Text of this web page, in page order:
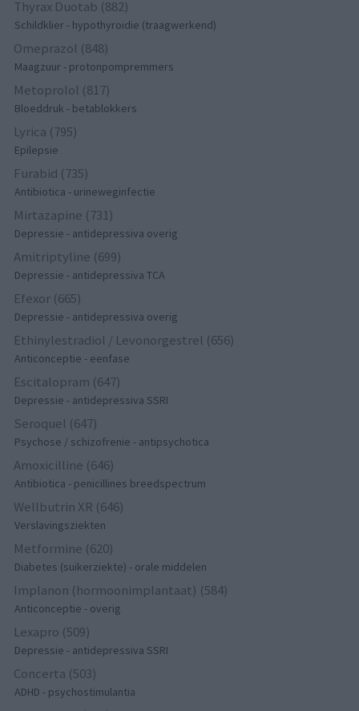
Thyrax Duotab (882)
Schildklier - hypothyroidie (traagwerkend)
Omeprazol (848)
Maagzuur - protonpompremmers
Metoprolol (817)
Bloeddruk - betablokkers
Lyrica (795)
Epilepsie
Furabid (735)
Antibiotica - urineweginfectie
Mirtazapine (731)
Depressie - antidepressiva overig
Amitriptyline (699)
Depressie - antidepressiva TCA
Efexor (665)
Depressie - antidepressiva overig
Ethinylestradiol / Levonorgestrel (656)
Anticonceptie - eenfase
Escitalopram (647)
Depressie - antidepressiva SSRI
Seroquel (647)
Psychose / schizofrenie - antipsychotica
Amoxicilline (646)
Antibiotica - penicillines breedspectrum
Wellbutrin XR (646)
Verslavingsziekten
Metformine (620)
Diabetes (suikerziekte) - orale middelen
Implanon (hormoonimplantaat) (584)
Anticonceptie - overig
Lexapro (509)
Depressie - antidepressiva SSRI
Concerta (503)
ADHD - psychostimulantia